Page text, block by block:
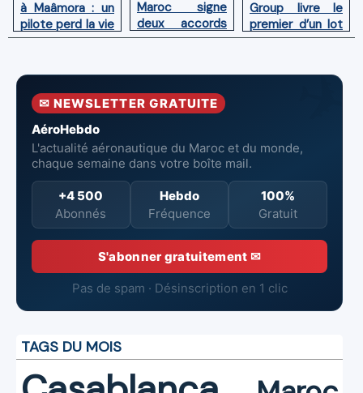
à Maâmora : un
pilote perd la vie
en combat
incendie
Maroc signe
deux accords
avec l'OACI
la surveillance
aériennes.
Group livre le
premier d’un lot
de six Boeing
neufs à Royal Air
✉ NEWSLETTER GRATUITE
AéroHebdo
L'actualité aéronautique du Maroc et du monde,
chaque semaine dans votre boîte mail.
+4 500
Abonnés
Hebdo
Fréquence
100%
Gratuit
S'abonner gratuitement ✉
Pas de spam · Désinscription en 1 clic
TAGS DU MOIS